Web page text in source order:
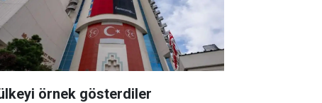
örnek gösterdiler